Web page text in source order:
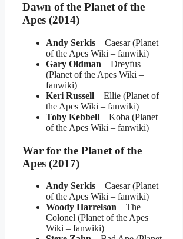
Dawn of the Planet of the
Apes (2014)
Andy Serkis – Caesar (Planet
of the Apes Wiki – fanwiki)
Gary Oldman – Dreyfus
(Planet of the Apes Wiki –
fanwiki)
Keri Russell – Ellie (Planet of
the Apes Wiki – fanwiki)
Toby Kebbell – Koba (Planet
of the Apes Wiki – fanwiki)
War for the Planet of the
Apes (2017)
Andy Serkis – Caesar (Planet
of the Apes Wiki – fanwiki)
Woody Harrelson – The
Colonel (Planet of the Apes
Wiki – fanwiki)